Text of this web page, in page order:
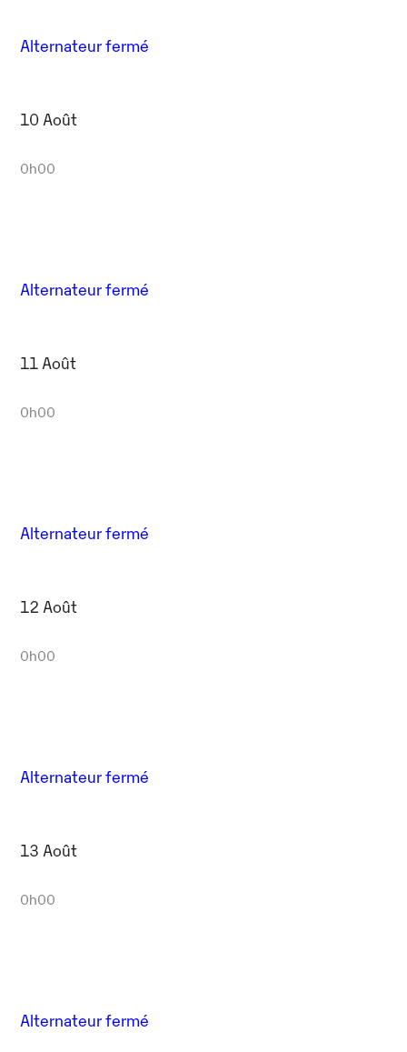
Alternateur fermé
10 Août
0h00
Alternateur fermé
11 Août
0h00
Alternateur fermé
12 Août
0h00
Alternateur fermé
13 Août
0h00
Alternateur fermé